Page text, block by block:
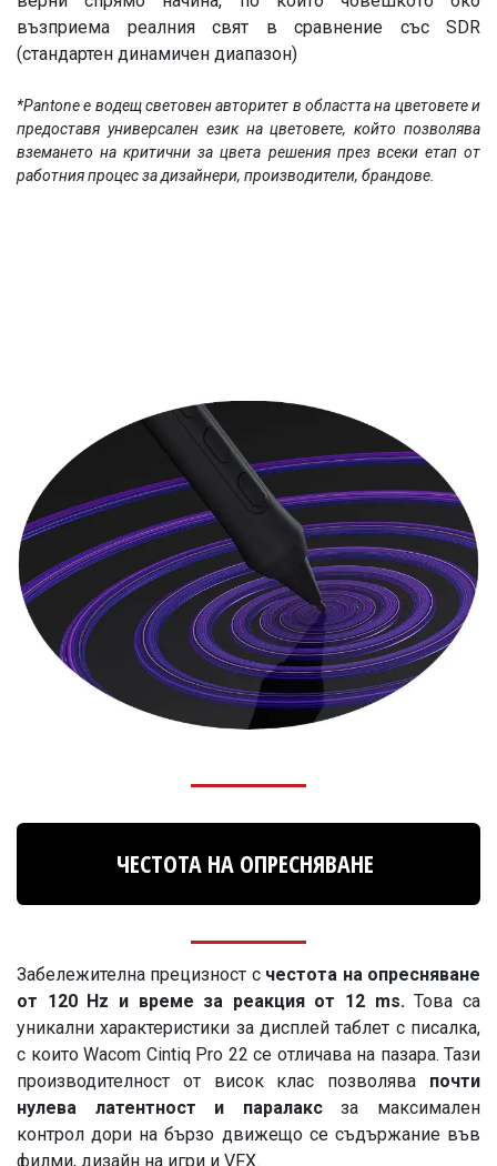
възприема реалния свят в сравнение със SDR
(стандартен динамичен диапазон)
*Pantone е водещ световен авторитет в областта на цветовете и
предоставя универсален език на цветовете, който позволява
вземането на критични за цвета решения през всеки етап от
работния процес за дизайнери, производители, брандове.
ЧЕСТОТА НА ОПРЕСНЯВАНЕ
Забележителна прецизност с честота на опресняване
от 120 Hz и време за реакция от 12 ms.Това са
уникални характеристики за дисплей таблет с писалка,
с които Wacom Cintiq Pro 22 се отличава на пазара. Тази
производителност от висок клас позволява почти
нулева латентност и паралаксза максимален
контрол дори на бързо движещо се съдържание във
филми, дизайн на игри и VFX.